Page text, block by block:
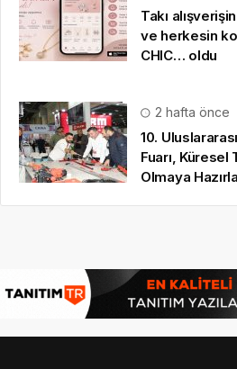
Takı
ve herkesin
CHIC… oldu
2 hafta önce
10.
Fuarı,
Olmaya